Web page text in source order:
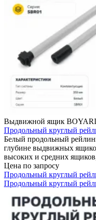
Выдвижной ящик
Продольный круглый
Белый продольный
глубине выдвижных
высоких и средних
Цена по запросу
Продольный круглый
Продольный круглый